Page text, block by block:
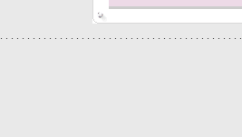
. . . . . . . . . . . . . . . . . . . . . . . . . . . . . . . . . . . . . . . . . . . . .